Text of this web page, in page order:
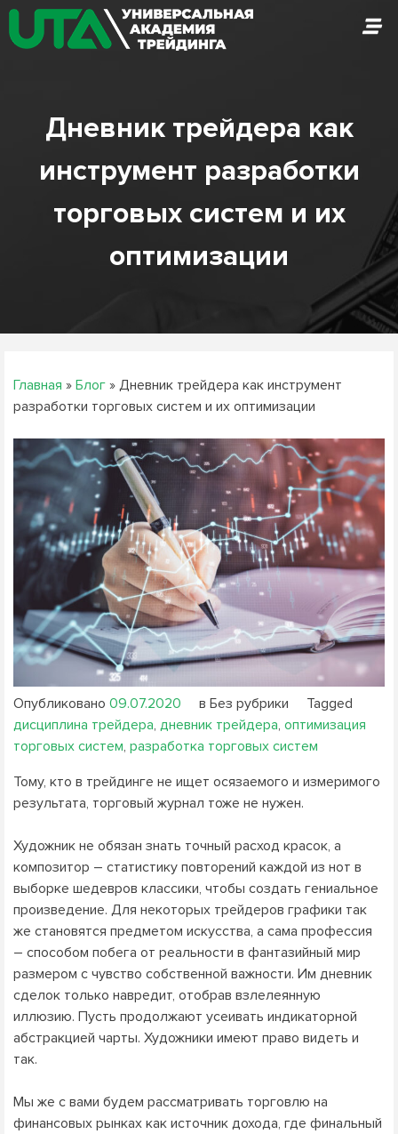
Skip
to
content
Дневник трейдера как
инструмент разработки
торговых систем и их
оптимизации
Главная » Блог » Дневник трейдера как инструмент
разработки торговых систем и их оптимизации
Опубликовано 09.07.2020 в Без рубрики
Tagged
дисциплина трейдера, дневник трейдера, оптимизация
торговых систем, разработка торговых систем
Тому, кто в трейдинге не ищет осязаемого и измеримого
результата, торговый журнал тоже не нужен.
Художник не обязан знать точный расход красок, а
композитор – статистику повторений каждой из нот в
выборке шедевров классики, чтобы создать гениальное
произведение. Для некоторых трейдеров графики так
же становятся предметом искусства, а сама профессия
– способом побега от реальности в фантазийный мир
размером с чувство собственной важности. Им дневник
сделок только навредит, отобрав взлелеянную
иллюзию. Пусть продолжают усеивать индикаторной
абстракцией чарты. Художники имеют право видеть и
так.
Мы же с вами будем рассматривать торговлю на
финансовых рынках как источник дохода, где финальный